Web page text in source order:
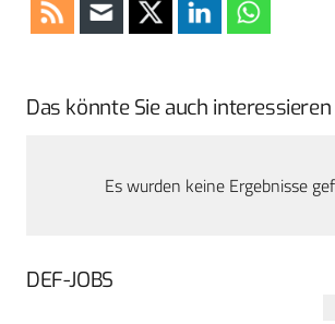
Das könnte Sie auch interessieren
Es wurden keine Ergebnisse
DEF-JOBS